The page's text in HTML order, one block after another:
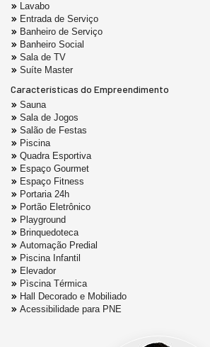
Lavabo
Entrada de Serviço
Banheiro de Serviço
Banheiro Social
Sala de TV
Suíte Master
Características do Empreendimento
Sauna
Sala de Jogos
Salão de Festas
Piscina
Quadra Esportiva
Espaço Gourmet
Espaço Fitness
Portaria 24h
Portão Eletrônico
Playground
Brinquedoteca
Automação Predial
Piscina Infantil
Elevador
Pìscina Térmica
Hall Decorado e Mobiliado
Acessibilidade para PNE